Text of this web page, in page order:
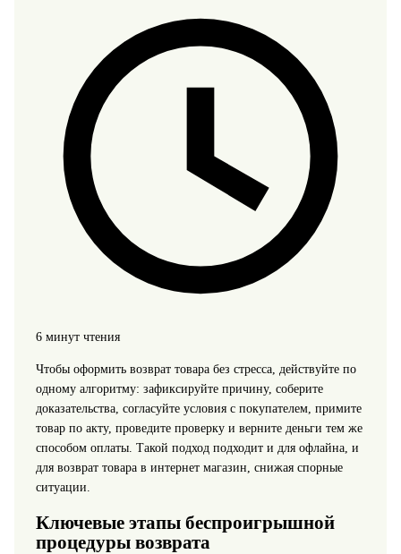
6 минут чтения
Чтобы оформить возврат товара без стресса, действуйте по
одному алгоритму: зафиксируйте причину, соберите
доказательства, согласуйте условия с покупателем, примите
товар по акту, проведите проверку и верните деньги тем же
способом оплаты. Такой подход подходит и для офлайна, и
для возврат товара в интернет магазин, снижая спорные
ситуации.
Ключевые этапы беспроигрышной
процедуры возврата